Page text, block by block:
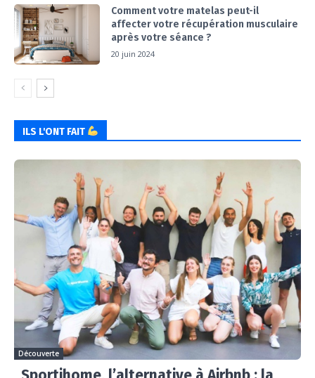
Comment votre matelas peut-il
affecter votre récupération musculaire
après votre séance ?
20 juin 2024
ILS L'ONT FAIT
Découverte